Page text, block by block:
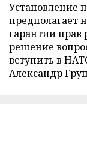
Установление
предполагает
гарантии прав
решение
вступить в
Александр